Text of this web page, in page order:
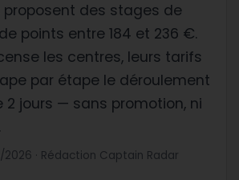
proposent des stages de
points entre 184 et 236 €.
les centres, leurs tarifs
par étape le déroulement
2 jours — sans promotion, ni
2026 · Rédaction Captain Radar